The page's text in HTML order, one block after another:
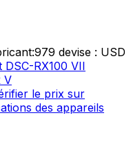
devise : USD
RX100 VII
V
le prix sur
des appareils